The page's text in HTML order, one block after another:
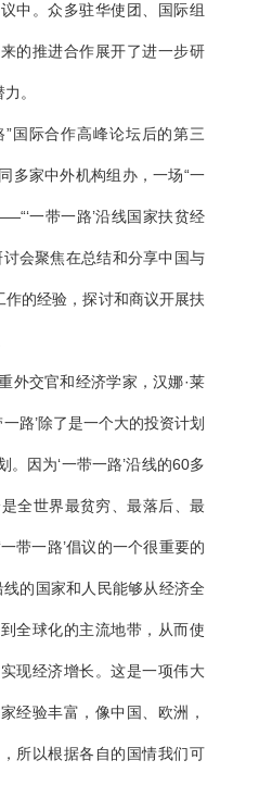
中。众多驻华使团、国际组
的推进合作展开了进一步研
。
际合作高峰论坛后的第三
多家中外机构组办，一场“一
一带一路’沿线国家扶贫经
会聚焦在总结和分享中国与
作的经验，探讨和商议开展扶
交官和经济学家，汉娜·莱
路’除了是一个大的投资计划
因为‘一带一路’沿线的60多
全世界最贫穷、最落后、最
带一路’倡议的一个很重要的
线的国家和人民能够从经济全
全球化的主流地带，从而使
现经济增长。这是一项伟大
经验丰富，像中国、欧洲，
所以根据各自的国情我们可